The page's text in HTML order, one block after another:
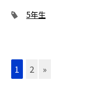
5年生
1 2 »